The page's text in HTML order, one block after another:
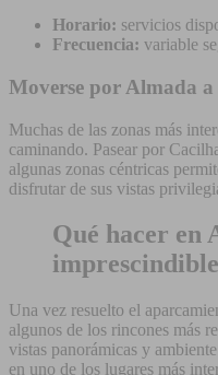
Horario: servicios
Frecuencia: variable
Moverse por Almada a
Muchas de las zonas más
caminando. Pasear por
algunas zonas céntricas
disfrutar de sus vistas
Qué hacer en
Una vez resuelto el
algunos de los rincones más
vistas panorámicas y
en uno de los lugares más